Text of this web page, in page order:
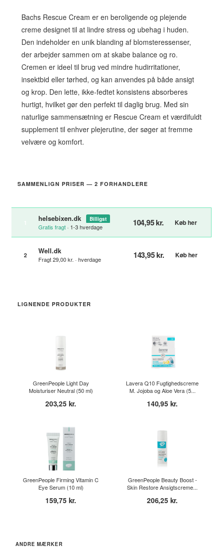
Bachs Rescue Cream er en beroligende og plejende
creme designet til at lindre stress og ubehag i huden.
Den indeholder en unik blanding af blomsteressenser,
der arbejder sammen om at skabe balance og ro.
Cremen er ideel til brug ved mindre hudirritationer,
insektbid eller tørhed, og kan anvendes på både ansigt
og krop. Den lette, ikke-fedtet konsistens absorberes
hurtigt, hvilket gør den perfekt til daglig brug. Med sin
naturlige sammensætning er Rescue Cream et værdifuldt
supplement til enhver plejerutine, der søger at fremme
velvære og komfort.
SAMMENLIGN PRISER — 2 FORHANDLERE
helsebixen.dk Billigst
Gratis fragt · 1-3 hverdage 104,95 kr. Køb her
2 Well.dk
Fragt 29,00 kr. · hverdage 143,95 kr. Køb her
LIGNENDE PRODUKTER
GreenPeople Light Day
Moisturiser Neutral (50 ml)
203,25 kr.
Lavera Q10 Fugtighedscreme
M. Jojoba og Aloe Vera (5...
140,95 kr.
GreenPeople Firming Vitamin C
Eye Serum (10 ml)
159,75 kr.
GreenPeople Beauty Boost -
Skin Restore Ansigtscreme...
206,25 kr.
ANDRE MÆRKER